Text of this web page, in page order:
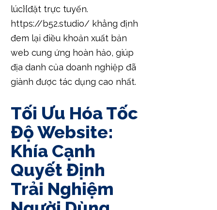
lúc}{đặt trực tuyến.
https://b52.studio/ khẳng định
đem lại điều khoản xuất bản
web cung ứng hoàn hảo, giúp
địa danh của doanh nghiệp đã
giành được tác dụng cao nhất.
Tối Ưu Hóa Tốc
Độ Website:
Khía Cạnh
Quyết Định
Trải Nghiệm